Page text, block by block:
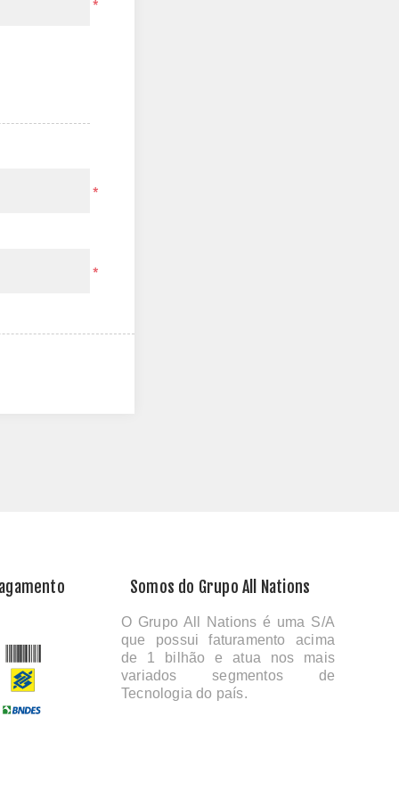
*
*
*
Somos do Grupo All Nations
O Grupo All Nations é uma S/A
que possui faturamento acima
de 1 bilhão e atua nos mais
variados segmentos de
Tecnologia do país.